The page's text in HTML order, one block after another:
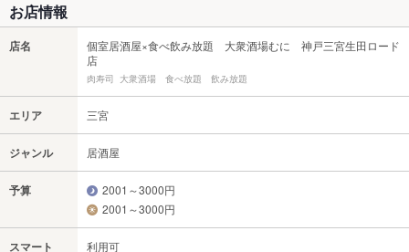
お店情報
店名
個室居酒屋×食べ飲み放題 大衆酒場むに 神戸三宮生田ロード
店
肉寿司 大衆酒場 食べ放題 飲み放題
エリア 三宮
ジャンル 居酒屋
予算
2001～3000円
2001～3000円
スマート
利用可